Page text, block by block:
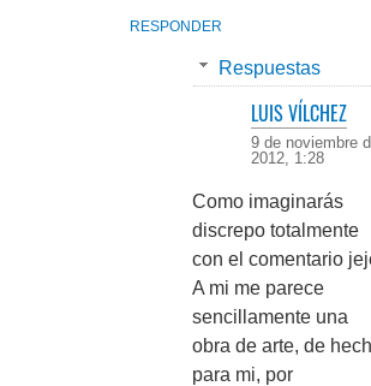
RESPONDER
Respuestas
LUIS VÍLCHEZ
9 de noviembre
2012, 1:28
Como imaginarás
discrepo totalmente
con el comentario
A mi me parece
sencillamente una
obra de arte, de
para mi, por